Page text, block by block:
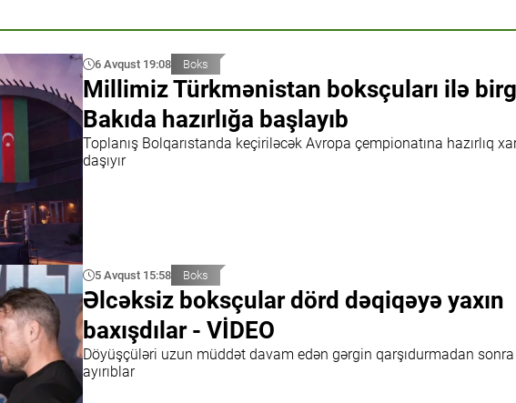
6 Avqust 19:08 Boks
Millimiz Türkmənistan boksçuları ilə
Bakıda hazırlığa başlayıb
Toplanış Bolqarıstanda keçiriləcək Avropa çempionatına hazırlıq
daşıyır
5 Avqust 15:58 Boks
Əlcəksiz boksçular dörd dəqiqəyə yaxın
baxışdılar - VİDEO
Döyüşçüləri uzun müddət davam edən gərgin qarşıdurmadan sonra
ayırıblar